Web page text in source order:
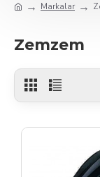
Markalar
Zemzem